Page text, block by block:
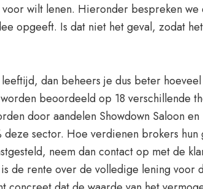
wilt lenen. Hieronder bespreken we
opgeeft. Is dat niet het geval, zodat
dan beheers je dus beter
beoordeeld op 18 verschillende
door aandelen Showdown Saloon
sector. Hoe verdienen brokers
neem dan contact op met de
de rente over de volledige lening voor